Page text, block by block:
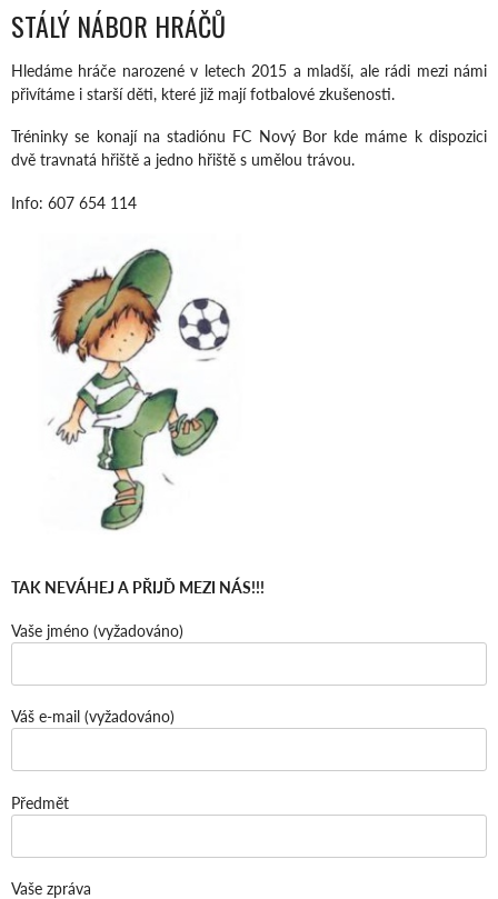
STÁLÝ NÁBOR HRÁČŮ
Hledáme hráče narozené v letech 2015 a mladší, ale rádi mezi námi
přivítáme i starší děti, které již mají fotbalové zkušenosti.
Tréninky se konají na stadiónu FC Nový Bor kde máme k dispozici
dvě travnatá hřiště a jedno hřiště s umělou trávou.
Info: 607 654 114
TAK NEVÁHEJ A PŘIJĎ MEZI NÁS!!!
Vaše jméno (vyžadováno)
Váš e-mail (vyžadováno)
Předmět
Vaše zpráva